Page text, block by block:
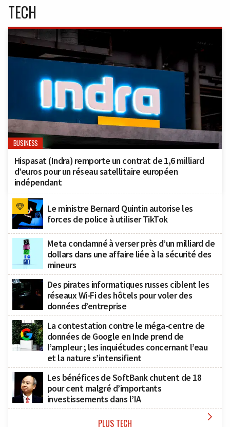
TECH
BUSINESS
Hispasat (Indra) remporte un contrat de 1,6 milliard
d’euros pour un réseau satellitaire européen
indépendant
Le ministre Bernard Quintin autorise les
forces de police à utiliser TikTok
Meta condamné à verser près d’un milliard de
dollars dans une affaire liée à la sécurité des
mineurs
Des pirates informatiques russes ciblent les
réseaux Wi-Fi des hôtels pour voler des
données d’entreprise
La contestation contre le méga-centre de
données de Google en Inde prend de
l’ampleur ; les inquiétudes concernant l’eau
et la nature s’intensifient
Les bénéfices de SoftBank chutent de 18
pour cent malgré d’importants
investissements dans l’IA
PLUS TECH 